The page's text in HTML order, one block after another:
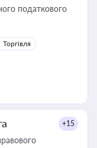
податкового
Торгівля
+15